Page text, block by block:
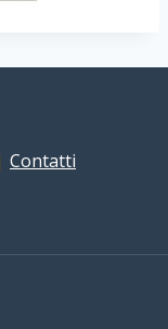
Contatti